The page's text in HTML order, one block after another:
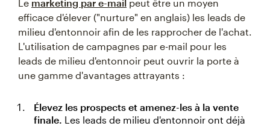
Le marketing par e-mail peut être un moyen
efficace d'élever ("nurture" en anglais) les leads de
milieu d'entonnoir afin de les rapprocher de l'achat.
L'utilisation de campagnes par e-mail pour les
leads de milieu d'entonnoir peut ouvrir la porte à
une gamme d'avantages attrayants :
Élevez les prospects et amenez-les à la vente
finale. Les leads de milieu d'entonnoir ont déjà